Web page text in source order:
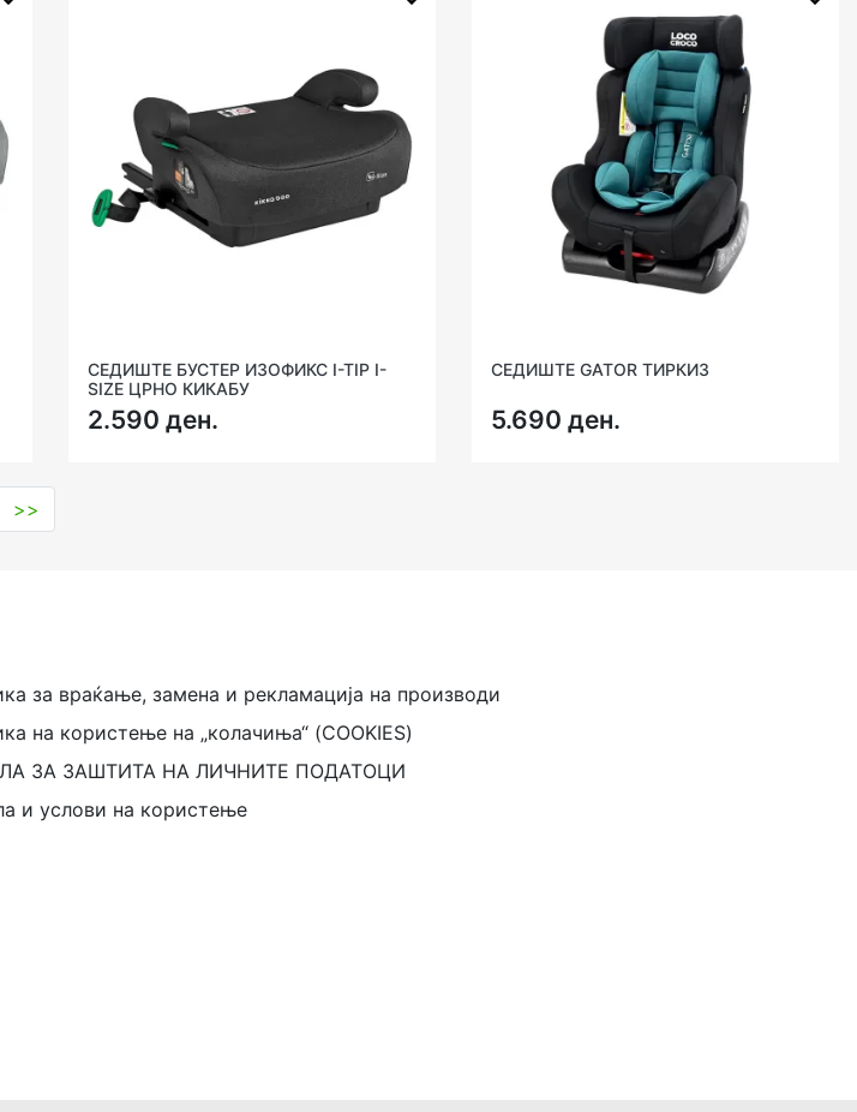
СЕДИШТЕ БУСТЕР ИЗОФИКС I-TIP I-
SIZE ЦРНО КИКАБУ
2.590 ден.
СЕДИШТЕ GATOR ТИРКИЗ
5.690 ден.
>>
за враќање, замена и рекламација на производи
на користење на „колачиња“ (COOKIES)
ЗА ЗАШТИТА НА ЛИЧНИТЕ ПОДАТОЦИ
и услови на користење